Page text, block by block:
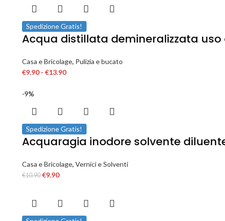
Spedizione Gratis!
Acqua distillata demineralizzata
Casa e Bricolage, Pulizia e bucato
€9.90 - €13.90
-9%
Spedizione Gratis!
Acquaragia inodore solvente
Casa e Bricolage, Vernici e Solventi
€10.90 €9.90